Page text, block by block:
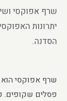
שרף אפוקסי
יתרונות
הסדנה.
שרף אפוקסי
פסלים שקופים.